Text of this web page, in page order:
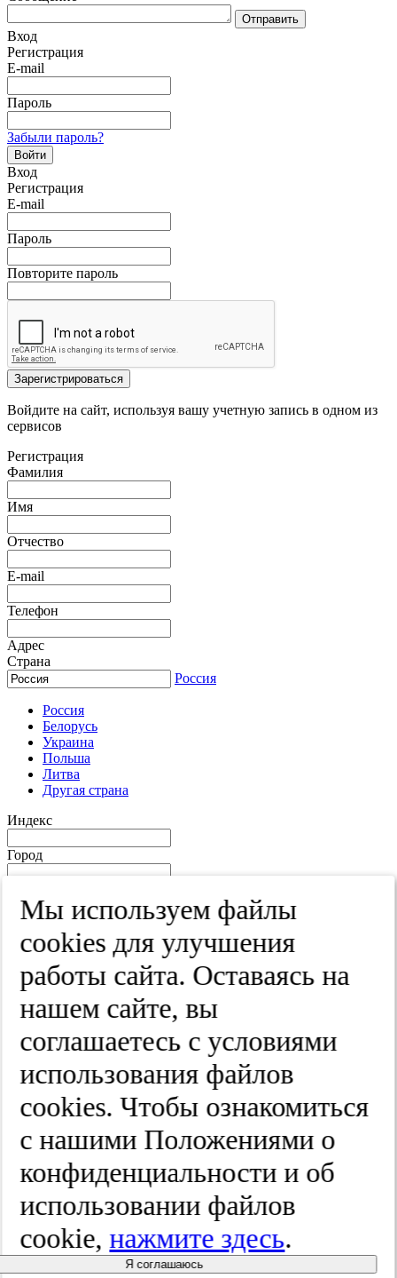
Отправить
Вход
Регистрация
E-mail
Пароль
Забыли пароль?
Войти
Вход
Регистрация
E-mail
Пароль
Повторите пароль
Зарегистрироваться
Войдите на сайт, используя вашу учетную запись в одном из
сервисов
Регистрация
Фамилия
Имя
Отчество
E-mail
Телефон
Адрес
Страна
Россия
Россия
Белорусь
Украина
Польша
Литва
Другая страна
Индекс
Город
Улица
Квартира
Пароль
Повторите пароль
Мы используем файлы
cооkies для улучшения
работы сайта. Оставаясь на
нашем сайте, вы
соглашаетесь с условиями
использования файлов
cооkies. Чтобы ознакомиться
с нашими Положениями о
конфиденциальности и об
использовании файлов
cookie,нажмите здесь.
Я соглашаюсь